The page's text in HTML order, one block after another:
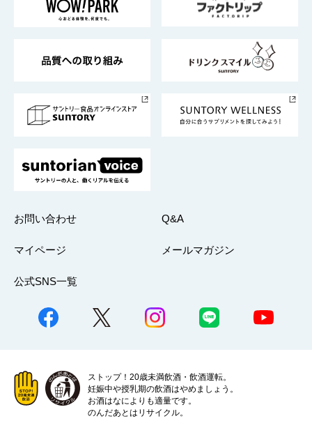
地域情報
サントリーサンバーズ大阪
サントリーが考えるサステナビリティ経営
企業概要
採用情報
お問い合わせ Q&A
マイページ メールマガジン
公式SNS一覧
ストップ！20歳未満飲酒・飲酒運転。
妊娠中や授乳期の飲酒はやめましょう。
お酒はなによりも適量です。
のんだあとはリサイクル。